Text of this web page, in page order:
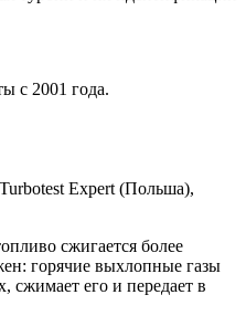
с 2001 года.
Expert (Польша),
сжигается более
горячие выхлопные газы
сжимает его и передает в